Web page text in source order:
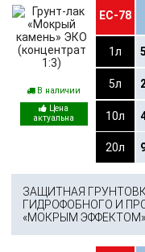
В наличии
ЕС-78
1л
5л
10л
20л
ЗАЩИТНАЯ
ГИДРОФОБНОГО И
«МОКРЫМ ЭФФЕКТОМ»